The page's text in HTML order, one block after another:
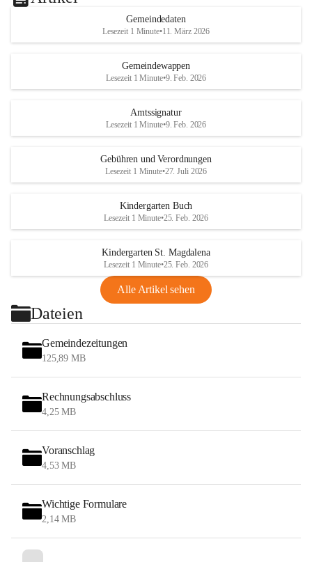
Gemeindedaten
Lesezeit 1 Minute•11. März 2026
Gemeindewappen
Lesezeit 1 Minute•9. Feb. 2026
Amtssignatur
Lesezeit 1 Minute•9. Feb. 2026
Gebühren und Verordnungen
Lesezeit 1 Minute•27. Juli 2026
Kindergarten Buch
Lesezeit 1 Minute•25. Feb. 2026
Kindergarten St. Magdalena
Lesezeit 1 Minute•25. Feb. 2026
Alle Artikel sehen
Dateien
Gemeindezeitungen
125,89 MB
Rechnungsabschluss
4,25 MB
Voranschlag
4,53 MB
Wichtige Formulare
2,14 MB